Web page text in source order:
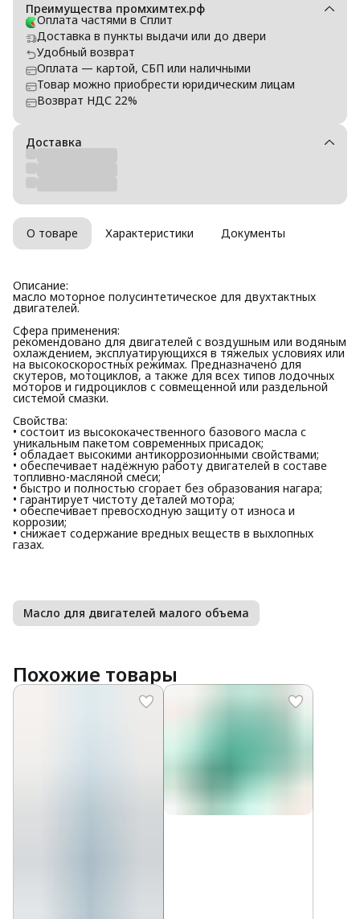
Преимущества промхимтех.рф
Оплата частями в Сплит
Доставка в пункты выдачи или до двери
Удобный возврат
Оплата — картой, СБП или наличными
Товар можно приобрести юридическим лицам
Возврат НДС 22%
Доставка
О товаре Характеристики Документы
Описание:
масло моторное полусинтетическое для двухтактных
двигателей.
Сфера применения:
рекомендовано для двигателей с воздушным или водяным
охлаждением, эксплуатирующихся в тяжелых условиях или
на высокоскоростных режимах. Предназначено для
скутеров, мотоциклов, а также для всех типов лодочных
моторов и гидроциклов с совмещенной или раздельной
системой смазки.
Свойства:
• состоит из высококачественного базового масла с
уникальным пакетом современных присадок;
• обладает высокими антикоррозионными свойствами;
• обеспечивает надёжную работу двигателей в составе
топливно-масляной смеси;
• быстро и полностью сгорает без образования нагара;
• гарантирует чистоту деталей мотора;
• обеспечивает превосходную защиту от износа и
коррозии;
• снижает содержание вредных веществ в выхлопных
газах.
Масло для двигателей малого объема
Похожие товары